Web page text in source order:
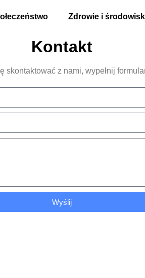
Zdrowie i
Kontakt
skontaktować z nami, wypełnij
Wyślij